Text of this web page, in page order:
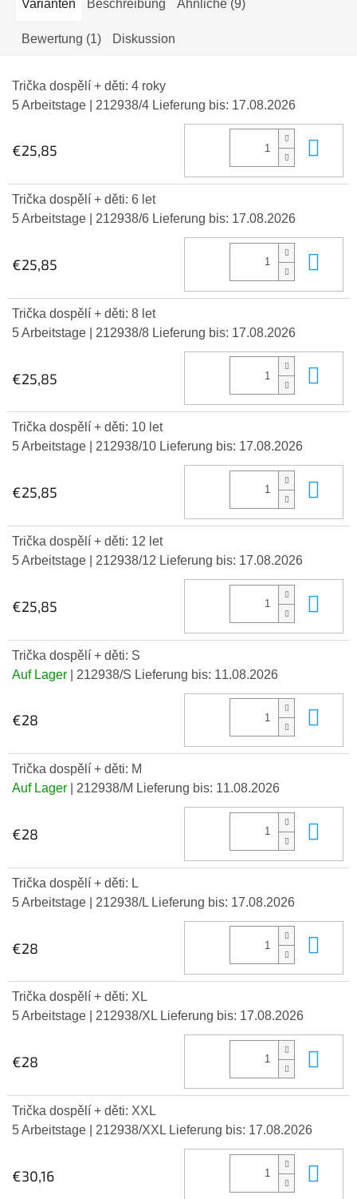
Varianten Beschreibung Ähnliche (9)
Bewertung (1) Diskussion
Trička dospělí + děti: 4 roky
5 Arbeitstage
| 212938/4 Lieferung bis: 17.08.2026
€25,85
Trička dospělí + děti: 6 let
5 Arbeitstage
| 212938/6 Lieferung bis: 17.08.2026
€25,85
Trička dospělí + děti: 8 let
5 Arbeitstage
| 212938/8 Lieferung bis: 17.08.2026
€25,85
Trička dospělí + děti: 10 let
5 Arbeitstage
| 212938/10 Lieferung bis: 17.08.2026
€25,85
Trička dospělí + děti: 12 let
5 Arbeitstage
| 212938/12 Lieferung bis: 17.08.2026
€25,85
Trička dospělí + děti: S
Auf Lager
| 212938/S Lieferung bis: 11.08.2026
€28
Trička dospělí + děti: M
Auf Lager
| 212938/M Lieferung bis: 11.08.2026
€28
Trička dospělí + děti: L
5 Arbeitstage
| 212938/L Lieferung bis: 17.08.2026
€28
Trička dospělí + děti: XL
5 Arbeitstage
| 212938/XL Lieferung bis: 17.08.2026
€28
Trička dospělí + děti: XXL
5 Arbeitstage
| 212938/XXL Lieferung bis: 17.08.2026
€30,16